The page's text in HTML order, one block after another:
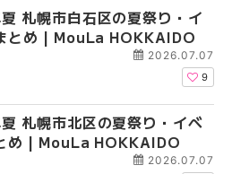
札幌市白石区の夏祭り・イ
とめ | MouLa HOKKAIDO
2026.07.07
9
札幌市北区の夏祭り・イベ
め | MouLa HOKKAIDO
2026.07.07
2026年夏 札幌市西区
ントまとめ | MouLa
2026年夏 札幌市豊平
ベントまとめ |
2026年夏 札幌市白石
ベントまとめ |
2026年夏 札幌市西区
ントまとめ | MouLa